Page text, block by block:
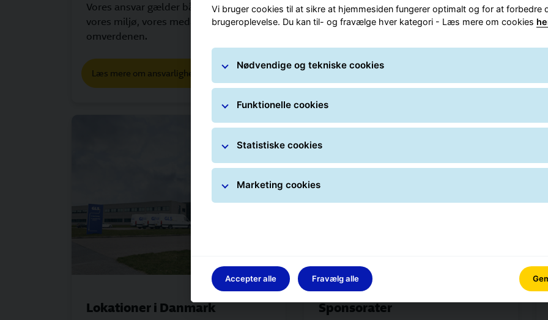
Vores ansvar gælder både over for
vores miljø, vores medarbejdere og
omverdenen.
Læs mere om ansvarlighed hos GLS
Kontakt GLS' pressemail, læs seneste
nyheder og tilgå vores mediebank med
Lokationer i Danmark Sponsorater
Vi bruger cookies til at sikre at hjemmesiden fungerer optimalt og for at forbedre
brugeroplevelse. Du kan til- og fravælge hver kategori - Læs mere om cookies
Nødvendige og tekniske cookies
Funktionelle cookies
Statistiske cookies
Marketing cookies
Accepter alle Fravælg alle